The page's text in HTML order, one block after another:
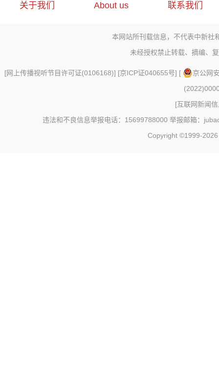
关于我们 About us 联系我们
本网站所刊载信息，不代表中新社
未经授权禁止转载、摘编、
[网上传播视听节目许可证(0106168)] [京ICP证040655号] [
京公网
[互联网新闻
违法和不良信息举报电话：15699788000 举报邮箱：
Copyright ©1999-